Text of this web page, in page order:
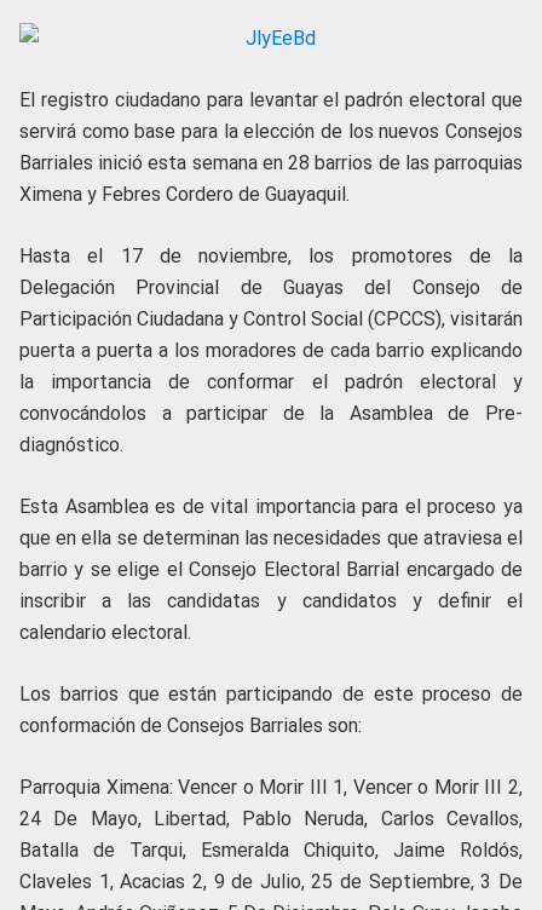
El registro ciudadano para levantar el padrón electoral que
servirá como base para la elección de los nuevos Consejos
Barriales inició esta semana en 28 barrios de las parroquias
Ximena y Febres Cordero de Guayaquil.
Hasta el 17 de noviembre, los promotores de la
Delegación Provincial de Guayas del Consejo de
Participación Ciudadana y Control Social (CPCCS), visitarán
puerta a puerta a los moradores de cada barrio explicando
la importancia de conformar el padrón electoral y
convocándolos a participar de la Asamblea de Pre-
diagnóstico.
Esta Asamblea es de vital importancia para el proceso ya
que en ella se determinan las necesidades que atraviesa el
barrio y se elige el Consejo Electoral Barrial encargado de
inscribir a las candidatas y candidatos y definir el
calendario electoral.
Los barrios que están participando de este proceso de
conformación de Consejos Barriales son:
Parroquia Ximena: Vencer o Morir III 1, Vencer o Morir III 2,
24 De Mayo, Libertad, Pablo Neruda, Carlos Cevallos,
Batalla de Tarqui, Esmeralda Chiquito, Jaime Roldós,
Claveles 1, Acacias 2, 9 de Julio, 25 de Septiembre, 3 De